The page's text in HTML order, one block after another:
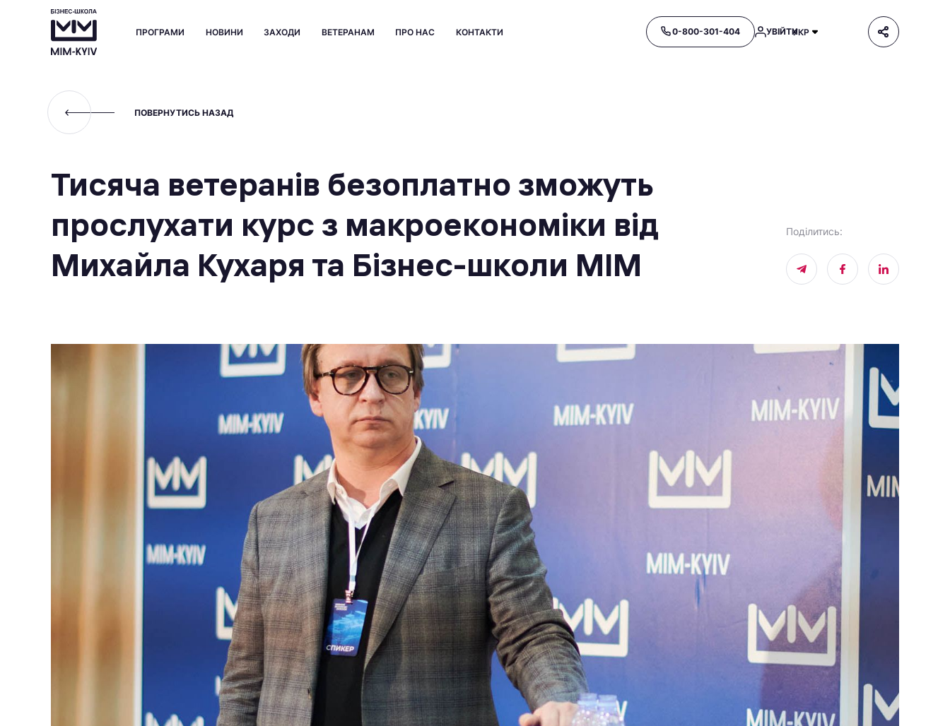
ПРОГРАМИ НОВИНИ ЗАХОДИ ВЕТЕРАНАМ ПРО НАС КОНТАКТИ 0-800-301-404 УВІЙТИУКР
ПОВЕРНУТИСЬ НАЗАД
Тисяча ветеранів безоплатно зможуть
прослухати курс з макроекономіки від
Михайла Кухаря та Бізнес-школи МІМ
Поділитись: